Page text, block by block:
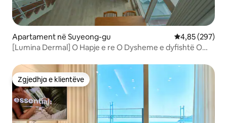
Apartament në Suyeong-gu Vlerësimi
4,85 (297)
[Lumina Dermal] O Hapje e re O Dysheme e dyfishtë O
Gwangang O Gwangalli O
Zgjedhja e klientëve
Zgjedhja e klientëve